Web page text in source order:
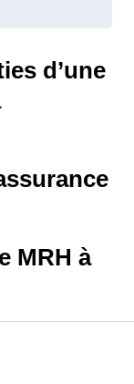
d’une
MRH à